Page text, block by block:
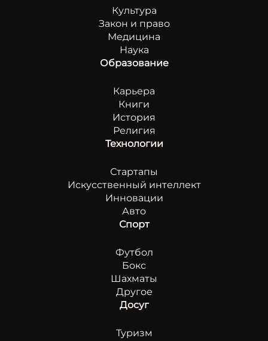
Культура
Закон и право
Медицина
Наука
Образование
Карьера
Книги
История
Религия
Технологии
Стартапы
Искусственный интеллект
Инновации
Авто
Спорт
Футбол
Бокс
Шахматы
Другое
Досуг
Туризм